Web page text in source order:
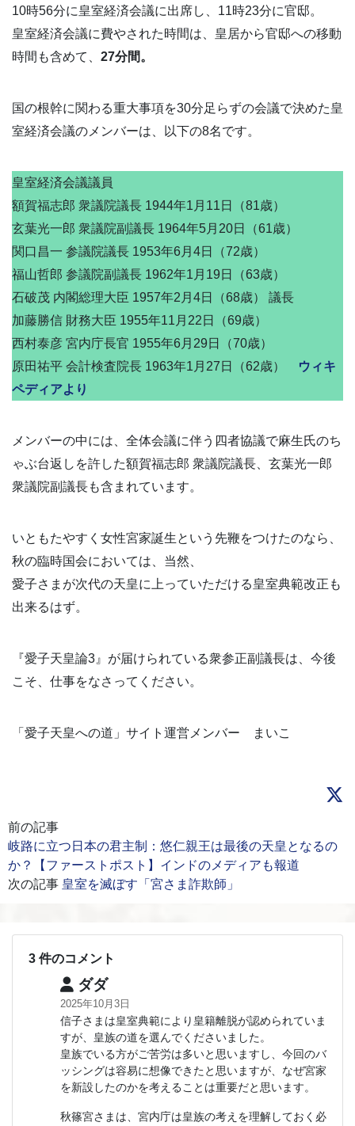
10時56分に皇室経済会議に出席し、11時23分に官邸。
皇室経済会議に費やされた時間は、皇居から官邸への移動
時間も含めて、 27分間。
国の根幹に関わる重大事項を30分足らずの会議で決めた皇
室経済会議のメンバーは、以下の8名です。
皇室経済会議議員
額賀福志郎 衆議院議長 1944年1月11日（81歳）
玄葉光一郎 衆議院副議長 1964年5月20日（61歳）
関口昌一 参議院議長 1953年6月4日（72歳）
福山哲郎 参議院副議長 1962年1月19日（63歳）
石破茂 内閣総理大臣 1957年2月4日（68歳） 議長
加藤勝信 財務大臣 1955年11月22日（69歳）
西村泰彦 宮内庁長官 1955年6月29日（70歳）
原田祐平 会計検査院長 1963年1月27日（62歳）
ウィキ
ペディアより
メンバーの中には、全体会議に伴う四者協議で麻生氏のち
ゃぶ台返しを許した額賀福志郎 衆議院議長、玄葉光一郎
衆議院副議長も含まれています。
いともたやすく女性宮家誕生という先鞭をつけたのなら、
秋の臨時国会においては、当然、
愛子さまが次代の天皇に上っていただける皇室典範改正も
出来るはず。
『愛子天皇論3』が届けられている衆参正副議長は、今後
こそ、仕事をなさってください。
「愛子天皇への道」サイト運営メンバー まいこ
前の記事
岐路に立つ日本の君主制：悠仁親王は最後の天皇となるの
か？【ファーストポスト】インドのメディアも報道
次の記事 皇室を滅ぼす「宮さま詐欺師」
3 件のコメント
ダダ
2025年10月3日
信子さまは皇室典範により皇籍離脱が認められていま
すが、皇族の道を選んでくださいました。
皇族でいる方がご苦労は多いと思いますし、今回のバ
ッシングは容易に想像できたと思いますが、なぜ宮家
を新設したのかを考えることは重要だと思います。
秋篠宮さまは、宮内庁は皇族の考えを理解しておく必